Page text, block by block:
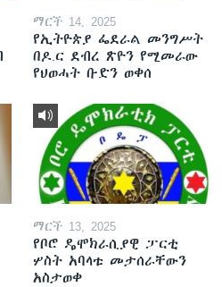
ማርች 14, 2025
የኢትዮጵያ ፌደራል መንግሥት
በዶ.ር ደብረ ጽዮን የሚመራው
የህወሓት ቡድን ወቀሰ
ማርች 13, 2025
የቦሮ ዴሞክራሲያዊ ፓርቲ
ሦስት አባላቱ መታሰራቸውን
አስታወቀ